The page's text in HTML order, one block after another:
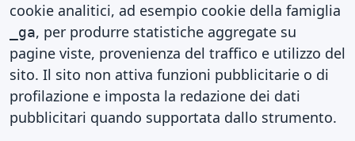
cookie analitici, ad esempio cookie della famiglia
_ga, per produrre statistiche aggregate su
pagine viste, provenienza del traffico e utilizzo del
sito. Il sito non attiva funzioni pubblicitarie o di
profilazione e imposta la redazione dei dati
pubblicitari quando supportata dallo strumento.